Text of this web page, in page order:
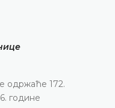
одржаће 172.
године